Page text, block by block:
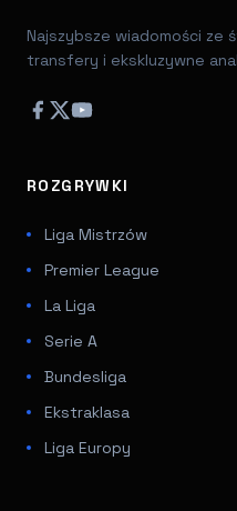
Najszybsze wiadomości ze
transfery i ekskluzywne
ROZGRYWKI
Liga Mistrzów
Premier League
La Liga
Serie A
Bundesliga
Ekstraklasa
Liga Europy